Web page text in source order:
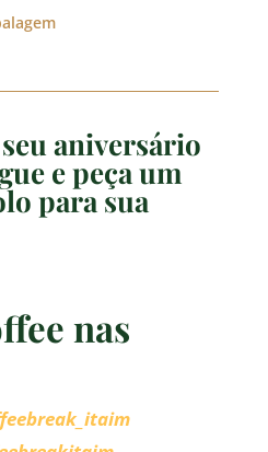
aniversário
e peça um
para sua
nas